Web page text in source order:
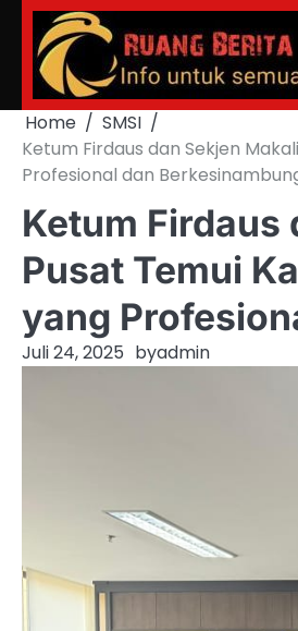
Skip
content
Home
SMSI
Ketum Firdaus dan Sekjen
Profesional dan
Ketum Firdaus
Pusat Temui
yang
Juli 24, 2025 byadmin